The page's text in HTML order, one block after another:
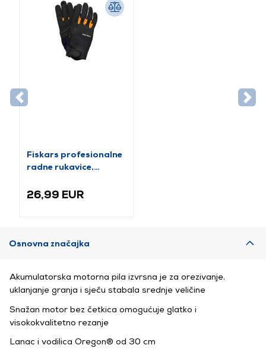
Fiskars profesionalne
radne rukavice,
26,99 EUR
Osnovna značajka
Akumulatorska motorna pila izvrsna je za orezivanje,
uklanjanje granja i sječu stabala srednje veličine
Snažan motor bez četkica omogućuje glatko i
visokokvalitetno rezanje
Lanac i vodilica Oregon® od 30 cm